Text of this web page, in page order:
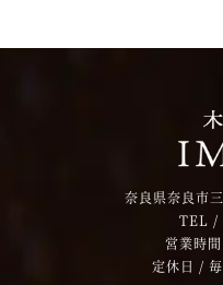
奈良県奈良市
TEL /
営業時間
定休日 / 毎